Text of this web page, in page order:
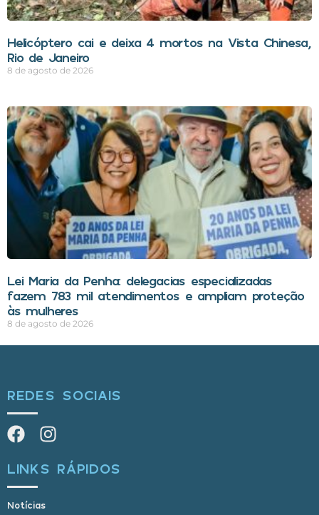
Helicóptero cai e deixa 4 mortos na Vista Chinesa,
Rio de Janeiro
8 de agosto de 2026
Lei Maria da Penha: delegacias especializadas
fazem 783 mil atendimentos e ampliam proteção
às mulheres
8 de agosto de 2026
REDES SOCIAIS
LINKS RÁPIDOS
Notícias